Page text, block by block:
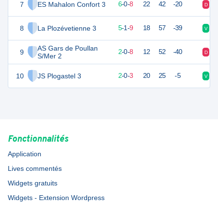
7 ES Mahalon Confort 3
8 La Plozévetienne 3
9
AS Gars de Poullan
S/Mer 2
10 JS Plogastel 3
16 16 6-0-8 22 42 -20 D
15 5-1-9 18 57 -39 V
-1 2-0-8 12 52 -40 D
2-0-3 20 25 -5 V
Fonctionnalités
Application
Lives commentés
Widgets gratuits
Widgets - Extension Wordpress